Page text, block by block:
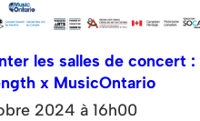
les salles de concert :
x MusicOntario
2024 à 16h00